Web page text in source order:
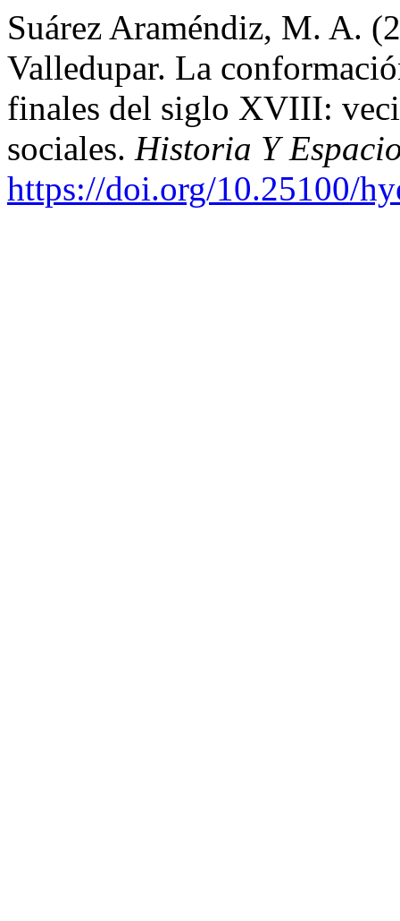
Suárez Araméndiz, M. A.
Valledupar. La
finales del siglo XVIII:
sociales. Historia Y
https://doi.org/10.25100/